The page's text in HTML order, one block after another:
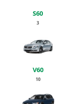
S60
3
V60
10